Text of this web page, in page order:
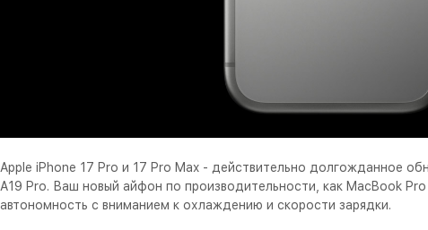
Apple iPhone 17 Pro и 17 Pro Max - действительно долгожданное
A19 Pro. Ваш новый айфон по производительности, как MacBook
автономность с вниманием к охлаждению и скорости зарядки.